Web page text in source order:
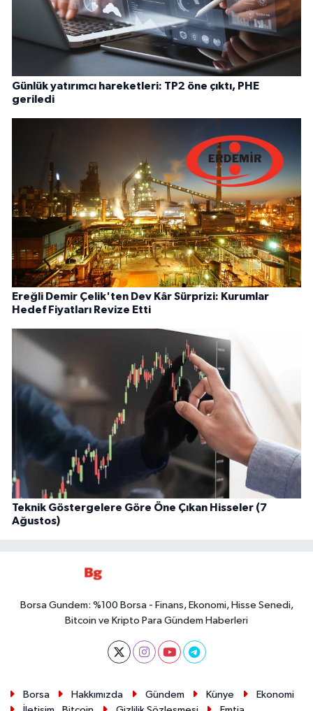
Günlük yatırımcı hareketleri: TP2 öne çıktı, PHE
geriledi
Ereğli Demir Çelik'ten Dev Kâr Sürprizi: Kurumlar
Hedef Fiyatları Revize Etti
Teknik Göstergelere Göre Öne Çıkan Hisseler (7
Ağustos)
Borsa Gundem: %100 Borsa - Finans, Ekonomi, Hisse Senedi,
Bitcoin ve Kripto Para Gündem Haberleri
Borsa Hakkımızda Gündem Künye
Ekonomi